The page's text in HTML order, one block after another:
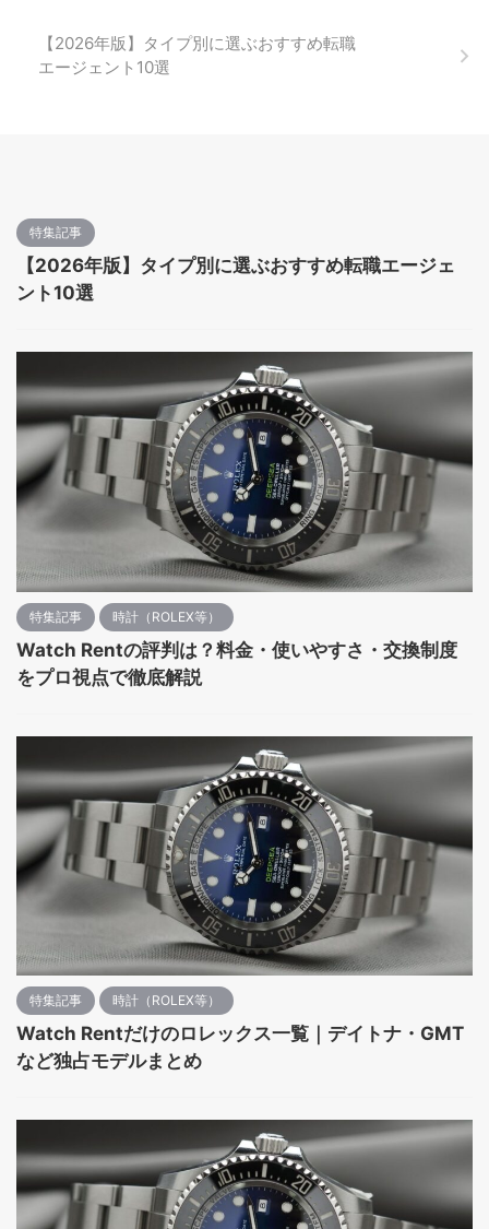
【2026年版】タイプ別に選ぶおすすめ転職
エージェント10選
特集記事
【2026年版】タイプ別に選ぶおすすめ転職エージェ
ント10選
特集記事 時計（ROLEX等）
Watch Rentの評判は？料金・使いやすさ・交換制度
をプロ視点で徹底解説
特集記事 時計（ROLEX等）
Watch Rentだけのロレックス一覧｜デイトナ・GMT
など独占モデルまとめ